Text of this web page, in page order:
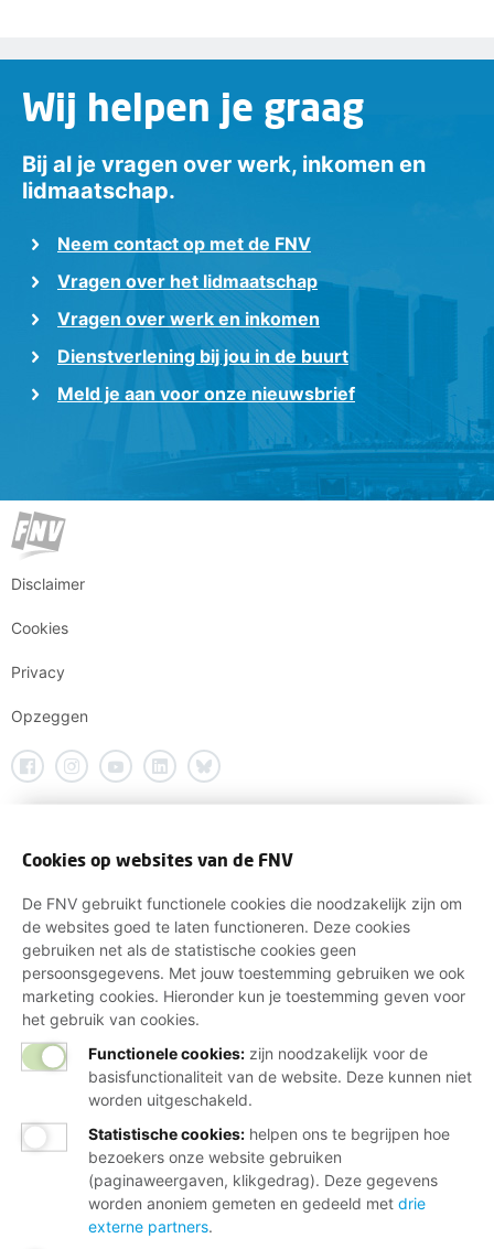
Wij helpen je graag
Bij al je vragen over werk, inkomen en
lidmaatschap.
Neem contact op met de FNV
Vragen over het lidmaatschap
Vragen over werk en inkomen
Dienstverlening bij jou in de buurt
Meld je aan voor onze nieuwsbrief
Disclaimer
Cookies
Privacy
Opzeggen
Cookies op websites van de FNV
De FNV gebruikt functionele cookies die noodzakelijk zijn om
de websites goed te laten functioneren. Deze cookies
gebruiken net als de statistische cookies geen
persoonsgegevens. Met jouw toestemming gebruiken we ook
marketing cookies. Hieronder kun je toestemming geven voor
het gebruik van cookies.
Functionele cookies: zijn noodzakelijk voor de
basisfunctionaliteit van de website. Deze kunnen niet
worden uitgeschakeld.
Statistische cookies: helpen ons te begrijpen hoe
bezoekers onze website gebruiken
(paginaweergaven, klikgedrag). Deze gegevens
worden anoniem gemeten en gedeeld met drie
externe partners.